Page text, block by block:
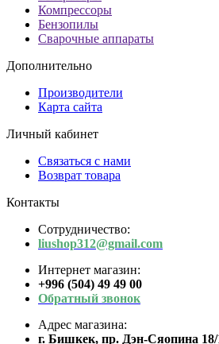
Компрессоры
Бензопилы
Сварочные аппараты
Дополнительно
Производители
Карта сайта
Личный кабинет
Связаться с нами
Возврат товара
Контакты
Сотрудничество:
liushop312@gmail.com
Интернет магазин:
+996 (504) 49 49 00
Обратный звонок
Адрес магазина:
г. Бишкек, пр. Дэн-Сяопина